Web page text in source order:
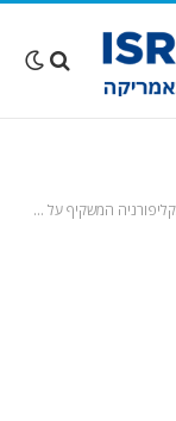
על חוף הנודיסטים המפורסם